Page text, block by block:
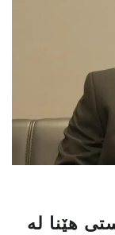
هێنا له‌